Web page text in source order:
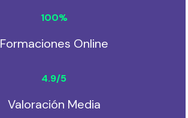
Formaciones Online
100%
Valoración Media
4.9/5